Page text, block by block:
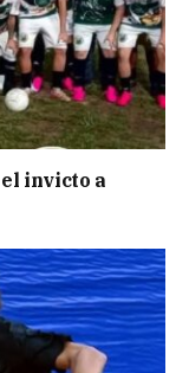
invicto a